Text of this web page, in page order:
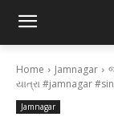
Home Jamnagar
યાત્રા #jamnagar
Jamnagar